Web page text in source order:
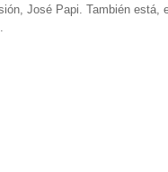
José Papi. También está,
.